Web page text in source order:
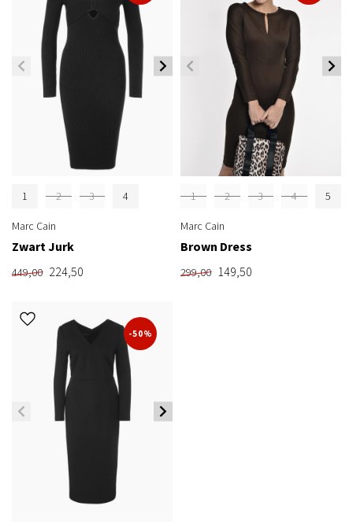
1 2 3 4
Marc Cain
Zwart Jurk
449,00 224,50
1 2 3 4 5
Marc Cain
Brown Dress
299,00 149,50
-50%